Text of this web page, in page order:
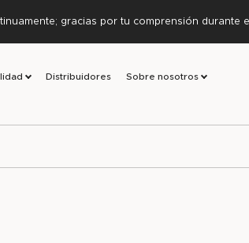
gracias por tu comprensión durante
Distribuidores Sobre nosotros